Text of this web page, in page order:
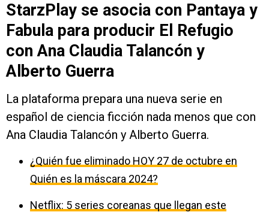
StarzPlay se asocia con Pantaya y
Fabula para producir El Refugio
con Ana Claudia Talancón y
Alberto Guerra
La plataforma prepara una nueva serie en
español de ciencia ficción nada menos que con
Ana Claudia Talancón y Alberto Guerra.
¿Quién fue eliminado HOY 27 de octubre en
Quién es la máscara 2024?
Netflix: 5 series coreanas que llegan este